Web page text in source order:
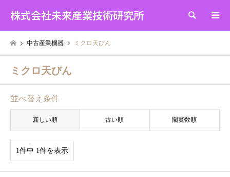
株式会社未来産業技術研究所 検索
中古産業機器 ミクロ天びん
ミクロ天びん
並べ替え条件
新しい順 古い順 閲覧数順
1件中 1件を表示